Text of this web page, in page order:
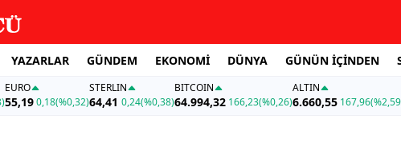
YAZARLAR GÜNDEM EKONOMİ DÜNYA GÜNÜN İÇİNDEN
EURO
55,19 0,18(%0,32)
STERLIN
64,41 0,24(%0,38)
BITCOIN
64.994,32 166,23(%0,26)
ALTIN
6.660,55 167,96